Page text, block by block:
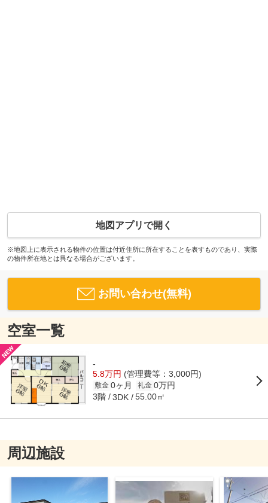
地図アプリで開く
※地図上に表示される物件の位置は付近住所に所在することを表すものであり、実際
の物件所在地とは異なる場合がございます。
お問い合わせ(無料)
空室一覧
-
5.8万円 (管理費等：3,000円)
敷金 0ヶ月 礼金 0万円
3階 3DK 55.00㎡
周辺施設